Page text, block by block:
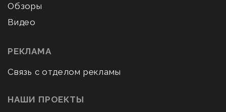
Обзоры
Видео
РЕКЛАМА
Связь с отделом рекламы
НАШИ ПРОЕКТЫ